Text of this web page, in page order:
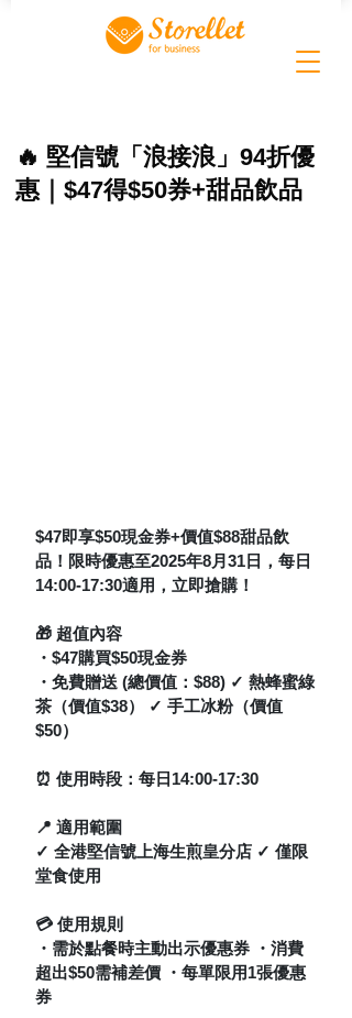
🔥 堅信號「浪接浪」94折優
惠｜$47得$50券+甜品飲品
$47即享$50現金券+價值$88甜品飲
品！限時優惠至2025年8月31日，每日
14:00-17:30適用，立即搶購！
🎁 超值內容
・$47購買$50現金券
・免費贈送 (總價值：$88) ✓ 熱蜂蜜綠
茶（價值$38） ✓ 手工冰粉（價值
$50）
⏰ 使用時段： 每日14:00-17:30
📍 適用範圍
✓ 全港堅信號上海生煎皇分店 ✓ 僅限
堂食使用
💳 使用規則
・需於點餐時主動出示優惠券 ・消費
超出$50需補差價 ・每單限用1張優惠
券